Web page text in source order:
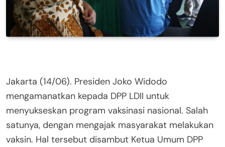
Jakarta (14/06). Presiden Joko Widodo
mengamanatkan kepada DPP LDII untuk
menyukseskan program vaksinasi nasional. Salah
satunya, dengan mengajak masyarakat melakukan
vaksin. Hal tersebut disambut Ketua Umum DPP